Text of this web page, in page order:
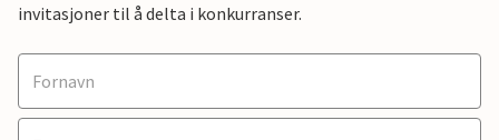
invitasjoner til å delta i konkurranser.